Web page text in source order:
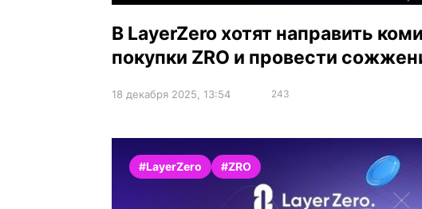
В LayerZero хотят направить
покупки ZRO и провести
18 декабря 2025, 13:54 243
#LayerZero #ZRO